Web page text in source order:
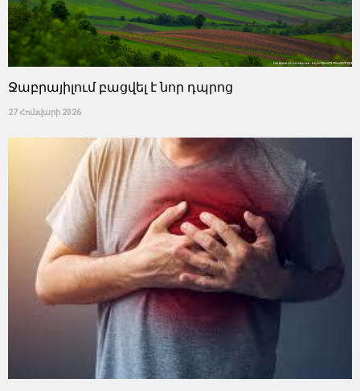
Ջաբրայիլում բացվել է նոր դպրոց
27 Հունվարի 2026